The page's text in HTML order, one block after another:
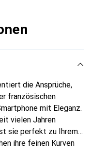
die Ansprüche,
französischen
mit Eleganz.
vielen Jahren
sie perfekt zu Ihrem
ihre feinen Kurven